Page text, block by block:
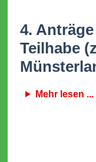
4.
Teilhabe
Mehr lesen ...